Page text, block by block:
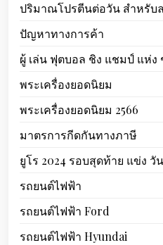
ปริมาณโปรตีนต่อวัน สำหรับ
ปัญหาทางการค้า
ผู้ เล่น ฟุตบอล ชิง แชมป์ แห่ง
พระเครื่องยอดนิยม
พระเครื่องยอดนิยม 2566
มาตรการกีดกันทางภาษี
ยูโร 2024 รอบสุดท้าย แข่ง วั
รถยนต์ไฟฟ้า
รถยนต์ไฟฟ้า Ford
รถยนต์ไฟฟ้า Hyundai